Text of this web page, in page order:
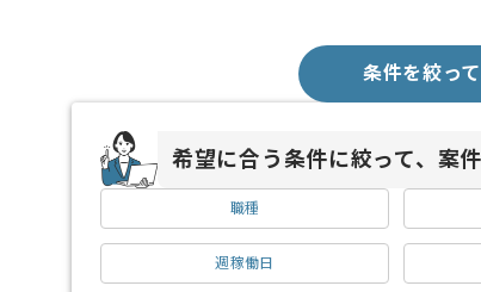
条件を絞っ
希望に合う条件に絞って、案
職種
週稼働日